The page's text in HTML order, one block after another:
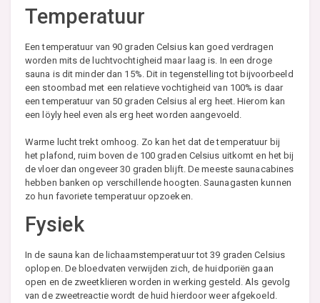
Temperatuur
Een temperatuur van 90 graden Celsius kan goed verdragen
worden mits de luchtvochtigheid maar laag is. In een droge
sauna is dit minder dan 15%. Dit in tegenstelling tot bijvoorbeeld
een stoombad met een relatieve vochtigheid van 100% is daar
een temperatuur van 50 graden Celsius al erg heet. Hierom kan
een löyly heel even als erg heet worden aangevoeld.
Warme lucht trekt omhoog. Zo kan het dat de temperatuur bij
het plafond, ruim boven de 100 graden Celsius uitkomt en het bij
de vloer dan ongeveer 30 graden blijft. De meeste saunacabines
hebben banken op verschillende hoogten. Saunagasten kunnen
zo hun favoriete temperatuur opzoeken.
Fysiek
In de sauna kan de lichaamstemperatuur tot 39 graden Celsius
oplopen. De bloedvaten verwijden zich, de huidporiën gaan
open en de zweetklieren worden in werking gesteld. Als gevolg
van de zweetreactie wordt de huid hierdoor weer afgekoeld.